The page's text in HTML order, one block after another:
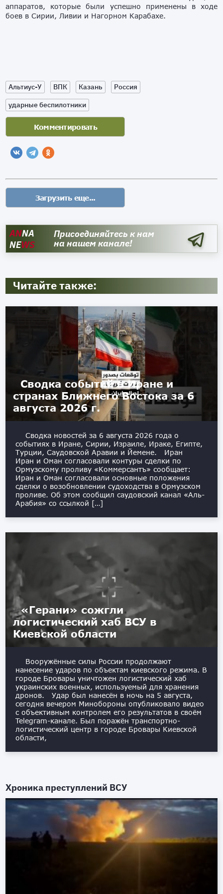
аппаратов, которые были успешно применены в ходе
боев в Сирии, Ливии и Нагорном Карабахе.
Альтиус-У ВПК Казань
Россия
ударные беспилотники
ANNA
NEWS
Присоединяйтесь к нам
на нашем канале!
Читайте также:
Сводка событий в Иране и
странах Ближнего Востока за 6
августа 2026 г.
Сводка новостей за 6 августа 2026 года о
событиях в Иране, Сирии, Израиле, Ираке, Египте,
Турции, Саудовской Аравии и Йемене. Иран
Иран и Оман согласовали контуры сделки по
Ормузскому проливу «Коммерсантъ» сообщает:
Иран и Оман согласовали основные положения
сделки о возобновлении судоходства в Ормузском
проливе. Об этом сообщил саудовский канал «Аль-
Арабия» со ссылкой […]
«Герани» сожгли
логистический хаб ВСУ в
Киевской области
Вооружённые силы России продолжают
нанесение ударов по объектам киевского режима. В
городе Бровары уничтожен логистический хаб
украинских военных, используемый для хранения
дронов. Удар был нанесён в ночь на 5 августа,
сегодня вечером Минобороны опубликовало видео
с объективным контролем его результатов в своём
Telegram-канале. Был поражён транспортно-
логистический центр в городе Бровары Киевской
области,
Хроника преступлений ВСУ